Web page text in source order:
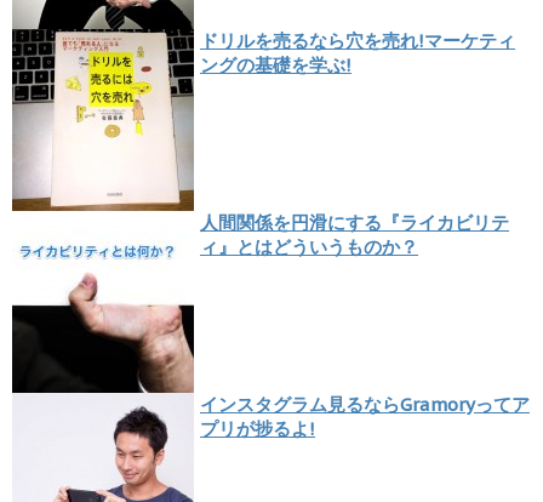
ドリルを売るなら穴を売れ!マーケティ
ングの基礎を学ぶ!
人間関係を円滑にする『ライカビリテ
ィ』とはどういうものか？
インスタグラム見るならGramoryってア
プリが捗るよ!